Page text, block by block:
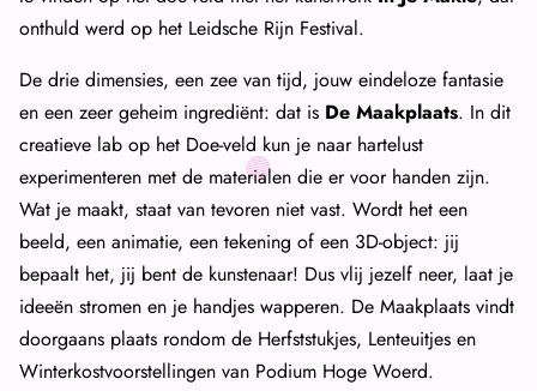
onthuld werd op het Leidsche Rijn Festival.
De drie dimensies, een zee van tijd, jouw eindeloze fantasie
en een zeer geheim ingrediënt: dat is De Maakplaats. In dit
creatieve lab op het Doe-veld kun je naar hartelust
experimenteren met de materialen die er voor handen zijn.
Wat je maakt, staat van tevoren niet vast. Wordt het een
beeld, een animatie, een tekening of een 3D-object: jij
bepaalt het, jij bent de kunstenaar! Dus vlij jezelf neer, laat je
ideeën stromen en je handjes wapperen. De Maakplaats vindt
doorgaans plaats rondom de Herfststukjes, Lenteuitjes en
Winterkostvoorstellingen van Podium Hoge Woerd.